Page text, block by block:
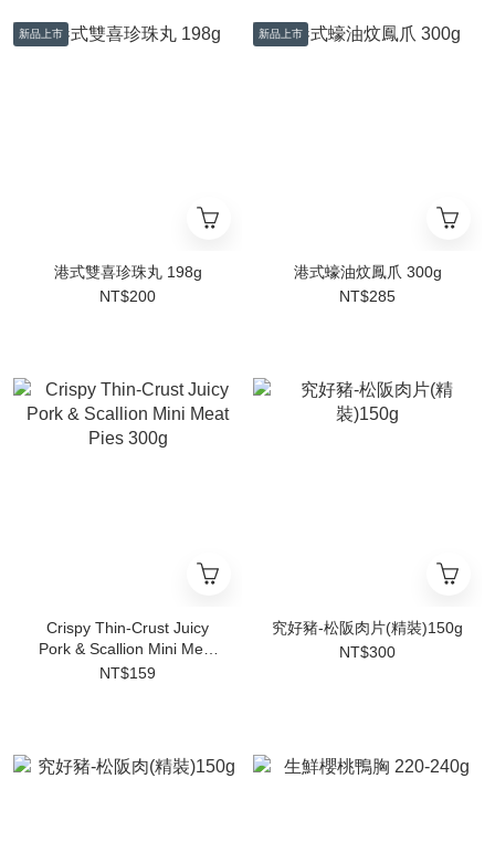
新品上市
港式雙喜珍珠丸 198g
NT$200
新品上市
港式蠔油炆鳳爪 300g
NT$285
Crispy Thin-Crust Juicy
Pork & Scallion Mini Meat
Pies 300g
NT$159
究好豬-松阪肉片(精裝)150g
NT$300